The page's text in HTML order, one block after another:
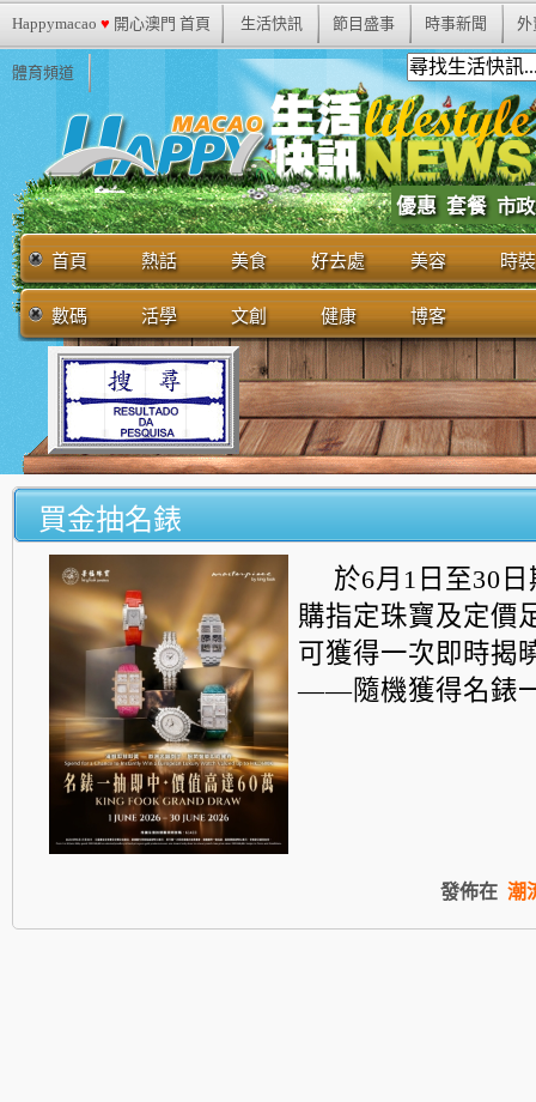
Happymacao ♥ 開心澳門 首頁 生活快訊 節目盛事 時事新聞 外
體育頻道
優惠 套餐 市
首頁 熱話 美食 好去處 美容 時裝
數碼 活學 文創 健康 博客
買金抽名錶
於6月1日至30
購指定珠寶及定價
可獲得一次即時揭
——隨機獲得名錶
發佈在 潮